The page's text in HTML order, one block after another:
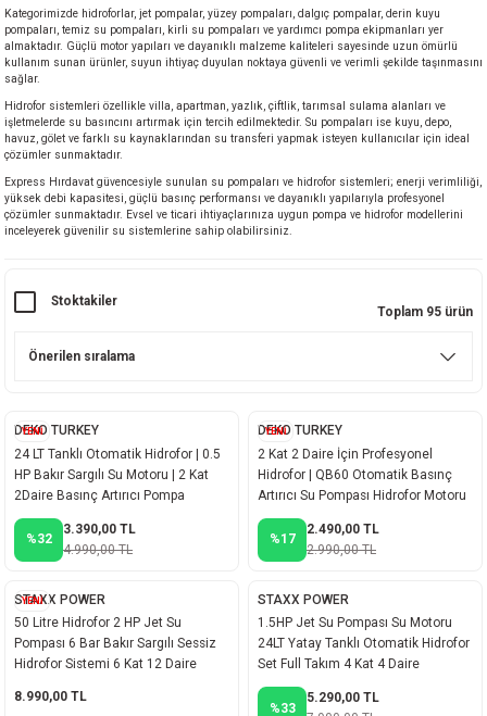
Makinesi
Testereler
Kategorimizde hidroforlar, jet pompalar, yüzey pompaları, dalgıç pompalar, derin kuyu
pompaları, temiz su pompaları, kirli su pompaları ve yardımcı pompa ekipmanları yer
almaktadır. Güçlü motor yapıları ve dayanıklı malzeme kaliteleri sayesinde uzun ömürlü
kullanım sunan ürünler, suyun ihtiyaç duyulan noktaya güvenli ve verimli şekilde taşınmasını
sağlar.
Hidrofor sistemleri özellikle villa, apartman, yazlık, çiftlik, tarımsal sulama alanları ve
işletmelerde su basıncını artırmak için tercih edilmektedir. Su pompaları ise kuyu, depo,
havuz, gölet ve farklı su kaynaklarından su transferi yapmak isteyen kullanıcılar için ideal
çözümler sunmaktadır.
Express Hırdavat güvencesiyle sunulan su pompaları ve hidrofor sistemleri; enerji verimliliği,
yüksek debi kapasitesi, güçlü basınç performansı ve dayanıklı yapılarıyla profesyonel
çözümler sunmaktadır. Evsel ve ticari ihtiyaçlarınıza uygun pompa ve hidrofor modellerini
inceleyerek güvenilir su sistemlerine sahip olabilirsiniz.
Stoktakiler
Toplam 95 ürün
YENİ
DEKO TURKEY
24 LT Tanklı Otomatik Hidrofor | 0.5
HP Bakır Sargılı Su Motoru | 2 Kat
2Daire Basınç Artırıcı Pompa
%32
3.390,00 TL
4.990,00 TL
YENİ
DEKO TURKEY
2 Kat 2 Daire İçin Profesyonel
Hidrofor | QB60 Otomatik Basınç
Artırıcı Su Pompası Hidrofor Motoru
%17
2.490,00 TL
2.990,00 TL
YENİ
STAXX POWER
50 Litre Hidrofor 2 HP Jet Su
Pompası 6 Bar Bakır Sargılı Sessiz
Hidrofor Sistemi 6 Kat 12 Daire
8.990,00 TL
STAXX POWER
1.5HP Jet Su Pompası Su Motoru
24LT Yatay Tanklı Otomatik Hidrofor
Set Full Takım 4 Kat 4 Daire
%33
5.290,00 TL